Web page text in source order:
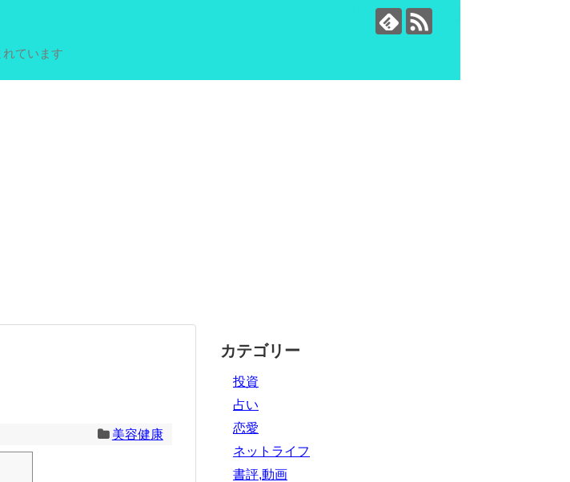
ています
美容健康
カテゴリー
投資
占い
恋愛
ネットライフ
書評,動画